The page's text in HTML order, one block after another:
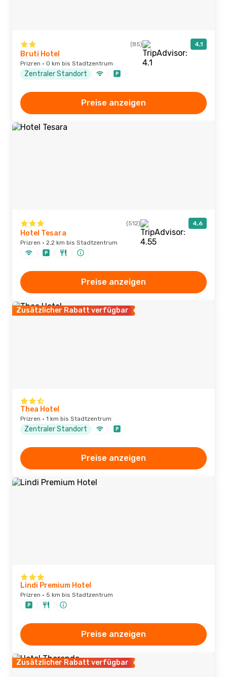
(85) 4,1
Bruti Hotel
Prizren · 0 km bis Stadtzentrum
Zentraler Standort
Preise anzeigen
(512) 4,6
Hotel Tesara
Prizren · 2,2 km bis Stadtzentrum
Preise anzeigen
Zusätzlicher Rabatt verfügbar
Thea Hotel
Prizren · 1 km bis Stadtzentrum
Zentraler Standort
Preise anzeigen
Lindi Premium Hotel
Prizren · 5 km bis Stadtzentrum
Preise anzeigen
Zusätzlicher Rabatt verfügbar